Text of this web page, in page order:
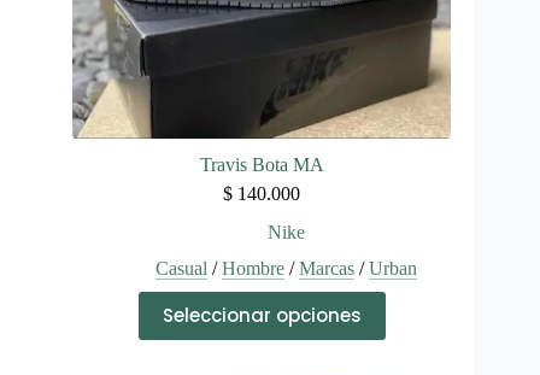
Travis Bota MA
$ 140.000
Nike
Casual /Hombre/Marcas/Urban
Seleccionar opciones
producto
tiene